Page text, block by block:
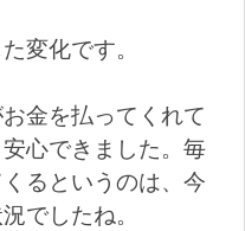
変化です。
金を払ってくれて
心できました。毎
るというのは、今
でしたね。